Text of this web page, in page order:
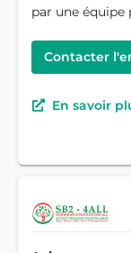
par une équipe
Contacter
En savoir